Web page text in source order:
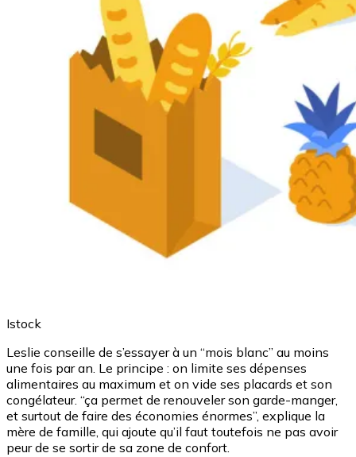
Istock
Leslie conseille de s’essayer à un “mois blanc” au moins
une fois par an. Le principe : on limite ses dépenses
alimentaires au maximum et on vide ses placards et son
congélateur. “ça permet de renouveler son garde-manger,
et surtout de faire des économies énormes”, explique la
mère de famille, qui ajoute qu’il faut toutefois ne pas avoir
peur de se sortir de sa zone de confort.